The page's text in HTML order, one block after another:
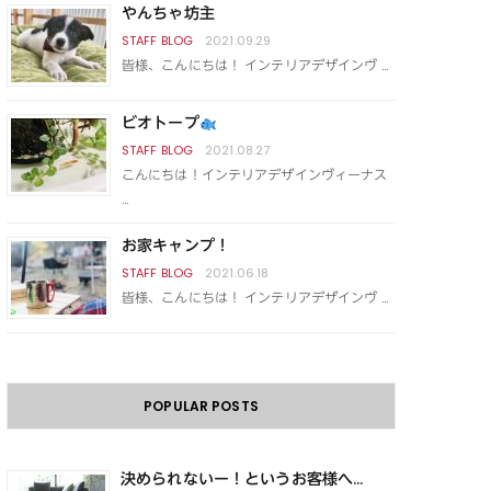
やんちゃ坊主
2021.09.29
皆様、こんにちは！ インテリアデザインヴ …
ビオトープ
2021.08.27
こんにちは！インテリアデザインヴィーナス
…
お家キャンプ！
2021.06.18
皆様、こんにちは！ インテリアデザインヴ …
POPULAR POSTS
決められないー！というお客様へ...